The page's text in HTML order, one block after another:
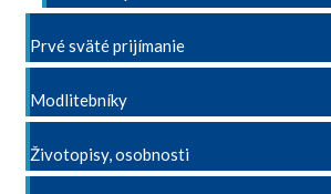
Prvé sväté prijímanie
Modlitebníky
Životopisy, osobnosti